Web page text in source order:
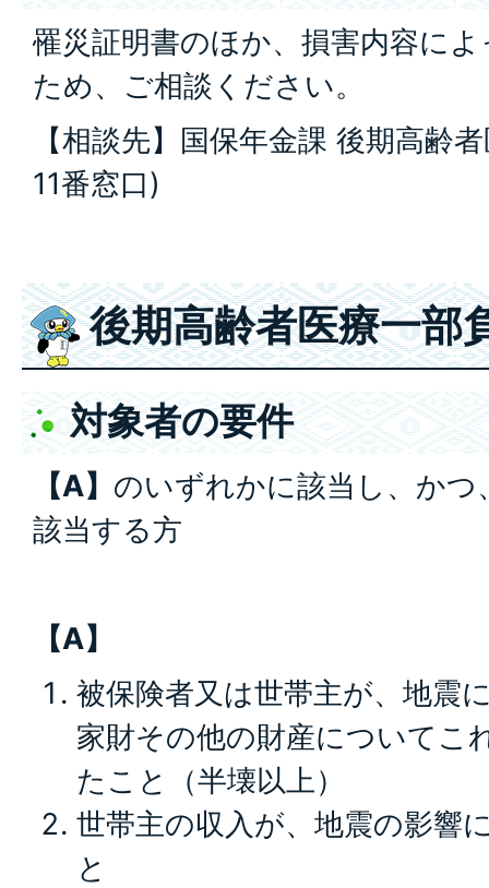
罹災証明書のほか、損害内容に
ため、ご相談ください。
【相談先】国保年金課 後期高齢
11番窓口)
後期高齢者医療一部
対象者の要件
【A】 のいずれかに該当し、かつ
該当する方
【A】
被保険者又は世帯主が、地震
家財その他の財産についてこ
たこと（半壊以上）
世帯主の収入が、地震の影響
と